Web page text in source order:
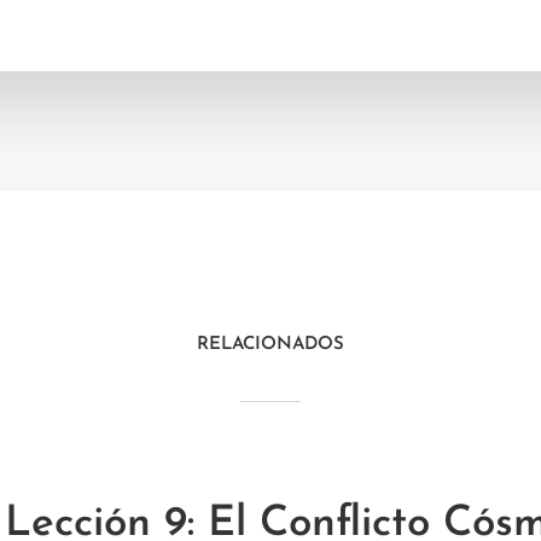
RELACIONADOS
Lección 9: El Conflicto